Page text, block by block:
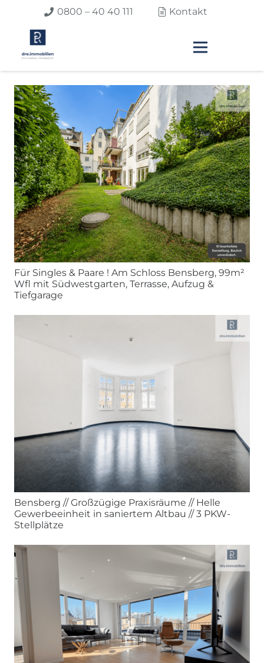
0800 – 40 40 111 Kontakt
Für Singles & Paare ! Am Schloss Bensberg, 99m²
Wfl mit Südwestgarten, Terrasse, Aufzug &
Tiefgarage
Bensberg // Großzügige Praxisräume // Helle
Gewerbeeinheit in saniertem Altbau // 3 PKW-
Stellplätze